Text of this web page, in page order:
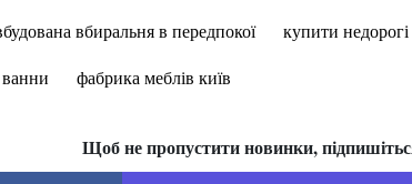
вбиральня в передпокої купити недорогі
фабрика меблів київ
Щоб не пропустити новинки,